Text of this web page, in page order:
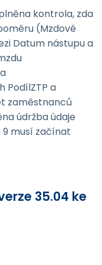
kontrola, zda
(Mzdové
Datum nástupu a
PodílZTP a
zaměstnanců
údržba údaje
musí začínat
35.04 ke